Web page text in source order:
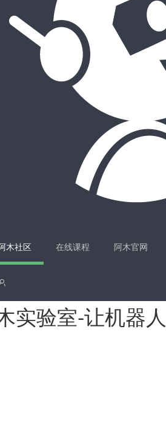
木社区 在线课程 阿木官网
实验室-让机器